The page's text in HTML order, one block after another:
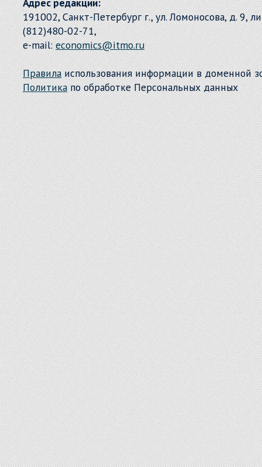
191002, Санкт-Петербург г., ул. Ломоносова, д. 9,
(812)480-02-71,
e-mail:economics@itmo.ru
Правилаиспользования информации в доменной
Политикапо обработке Персональных данных